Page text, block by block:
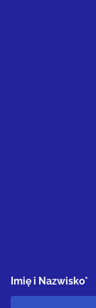
Imię i Nazwisko*